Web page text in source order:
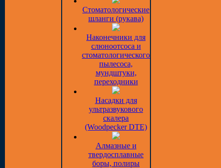
Стоматологические
шланги (рукава)
Наконечники для
слюноотсоса и
стоматологического
пылесоса,
мундштуки,
переходники
Насадки для
ультразвукового
скалера
(Woodpecker DTE)
Алмазные и
твердосплавные
боры, полиры